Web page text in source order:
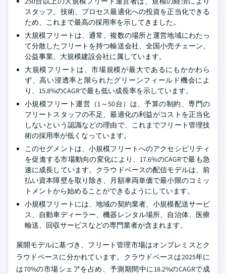
スタッフ、技術、プロセス最適化への投資を正当化できる
ため、これまで最高の採用率を示してきました。
大規模フリートは、通常、複数の場所と運営地域にわたっ
て分散したフリートを持つ輸送会社、全国小売チェーン、
公益事業、大規模建設会社に属しています。
大規模フリートは、市場規模が最大であるにもかかわら
ず、高い浸透率と限られたグリーンフィールド機会によ
り、15.8%のCAGRで最も低い成長率を示しています。
小規模フリート運営（1～50台）は、予算の制約、専門の
フリートスタッフの不足、最適化の利益がコストを正当化
しないという認識などの理由で、これまでフリート管理技
術の採用率が低くなっています。
このセグメントは、小規模フリートへのアクセシビリティ
を促進する市場動向の変化により、17.6%のCAGRで最も急
速に成長しています。クラウドベースの配信モデルは、前
払い資本障壁を取り除き、月額車両単価で最小限のコミッ
トメントから始めることができるようにしています。
小規模フリートには、地域の契約業者、小規模配送サービ
ス、自動車ディーラー、機器レンタル場所、自治体、医療
輸送、回収サービスなどの専門業者が含まれます。
展開モデルに基づき、フリート管理市場はオンプレミスとク
ラウドベースに分かれています。クラウドベースは2025年に
は70%の市場シェアを占め、予測期間中に18.2%のCAGRで成